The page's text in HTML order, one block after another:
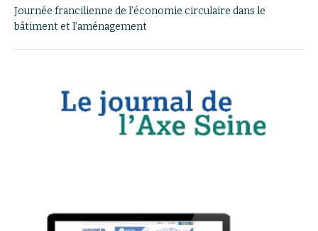
Journée francilienne de l’économie circulaire dans le
bâtiment et l’aménagement